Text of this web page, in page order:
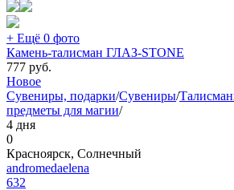
+ Ещё 0 фото
Камень-талисман ГЛАЗ-STONE
777 руб.
Новое
Сувениры, подарки/Сувениры/
предметы для магии/
4 дня
0
Красноярск, Солнечный
andromedaelena
632